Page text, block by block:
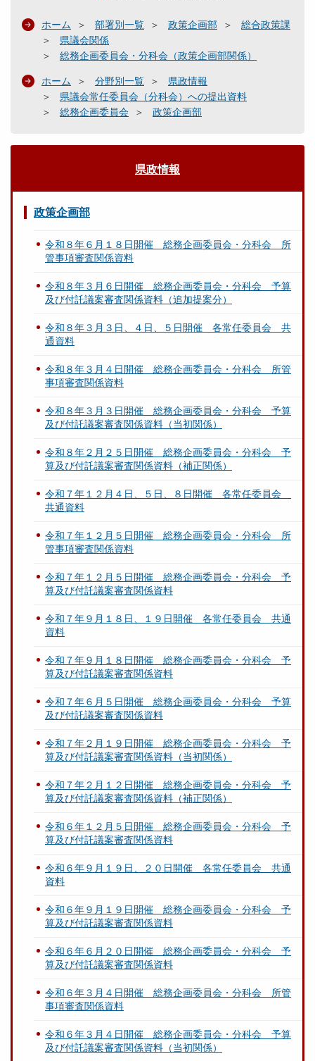
ホーム 部署別一覧 政策企画部
総合政策課
県議会関係
総務企画委員会・分科会（政策企画部関係）
ホーム 分野別一覧
県政情報
県議会常任委員会（分科会）への提出資料
総務企画委員会
政策企画部
県政情報
政策企画部
令和８年６月１８日開催 総務企画委員会・分科会 所
管事項審査関係資料
令和８年３月６日開催 総務企画委員会・分科会 予算
及び付託議案審査関係資料（追加提案分）
令和８年３月３日、４日、５日開催 各常任委員会 共
通資料
令和８年３月４日開催 総務企画委員会・分科会 所管
事項審査関係資料
令和８年３月３日開催 総務企画委員会・分科会 予算
及び付託議案審査関係資料（当初関係）
令和８年２月２５日開催 総務企画委員会・分科会 予
算及び付託議案審査関係資料（補正関係）
令和７年１２月４日、５日、８日開催 各常任委員会
共通資料
令和７年１２月５日開催 総務企画委員会・分科会 所
管事項審査関係資料
令和７年１２月５日開催 総務企画委員会・分科会 予
算及び付託議案審査関係資料
令和７年９月１８日、１９日開催 各常任委員会 共通
資料
令和７年９月１８日開催 総務企画委員会・分科会 予
算及び付託議案審査関係資料
令和７年６月５日開催 総務企画委員会・分科会 予算
及び付託議案審査関係資料
令和７年２月１９日開催 総務企画委員会・分科会 予
算及び付託議案審査関係資料（当初関係）
令和７年２月１２日開催 総務企画委員会・分科会 予
算及び付託議案審査関係資料（補正関係）
令和６年１２月５日開催 総務企画委員会・分科会 予
算及び付託議案審査関係資料
令和６年９月１９日、２０日開催 各常任委員会 共通
資料
令和６年９月１９日開催 総務企画委員会・分科会 予
算及び付託議案審査関係資料
令和６年６月２０日開催 総務企画委員会・分科会 予
算及び付託議案審査関係資料
令和６年３月４日開催 総務企画委員会・分科会 所管
事項審査関係資料
令和６年３月４日開催 総務企画委員会・分科会 予算
及び付託議案審査関係資料（当初関係）